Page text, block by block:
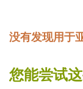
没有发现用于
您能尝试